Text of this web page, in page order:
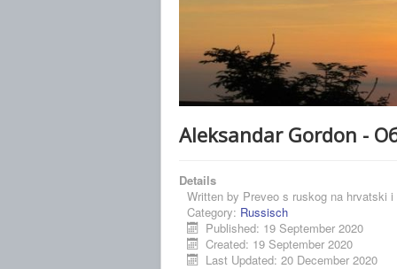
Aleksandar Gordon -
Details
Written by Preveo s ruskog na hrvatski
Category: Russisch
Published: 19 September 2020
Created: 19 September 2020
Last Updated: 20 December 2020